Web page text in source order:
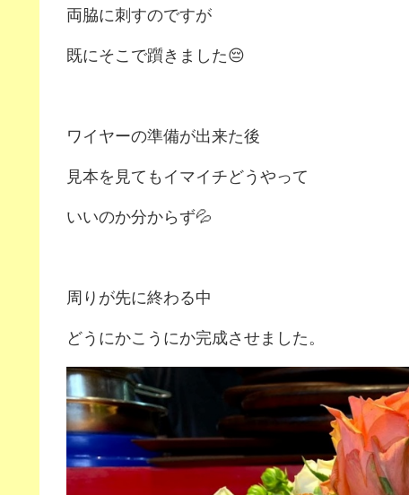
両脇に刺すのですが
既にそこで躓きました😔
ワイヤーの準備が出来た後
見本を見てもイマイチどうやって
いいのか分からず💦
周りが先に終わる中
どうにかこうにか完成させました。